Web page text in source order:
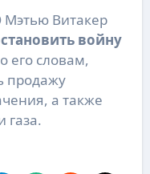
Витакер
войну
его словам,
продажу
а также
газа.